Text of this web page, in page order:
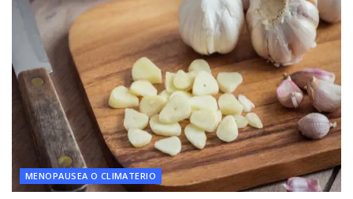
MENOPAUSEA O CLIMATERIO